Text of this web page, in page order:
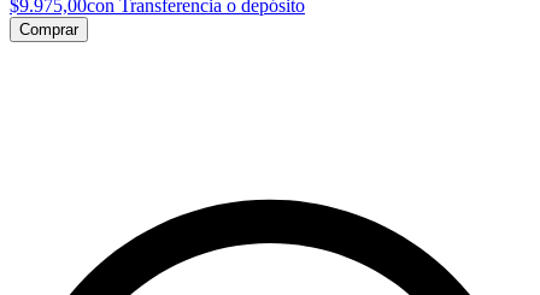
$9.975,00con Transferencia o depósito
Comprar